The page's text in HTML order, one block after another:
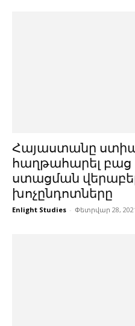
Հայաստանը
հաղթահարել բաց
ստացման
խոչընդոտները
Enlight Studies - Փետրվար 28,